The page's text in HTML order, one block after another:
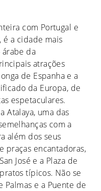
com Portugal e
é a cidade mais
da
atrações
de Espanha e a
da Europa, de
espetaculares.
Atalaya, uma das
com a
além dos seus
praças encantadoras,
José e a Plaza de
típicos. Não se
Palmas e a Puente de